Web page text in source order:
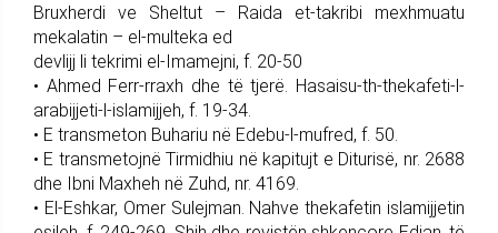
Bruxherdi ve Sheltut – Raida et-takribi mexhmuatu
mekalatin – el-multeka ed
devlijj li tekrimi el-Imamejni, f. 20-50
• Ahmed Ferr-rraxh dhe të tjerë. Hasaisu-th-thekafeti-l-
arabijjeti-l-islamijjeh, f. 19-34.
• E transmeton Buhariu në Edebu-l-mufred, f. 50.
• E transmetojnë Tirmidhiu në kapitujt e Diturisë, nr. 2688
dhe Ibni Maxheh në Zuhd, nr. 4169.
• El-Eshkar, Omer Sulejman. Nahve thekafetin islamijjetin